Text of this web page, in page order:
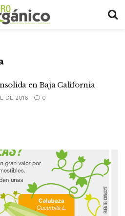
en Baja California
DE 2016 0